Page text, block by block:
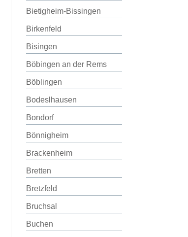
Bietigheim-Bissingen
Birkenfeld
Bisingen
Böbingen an der Rems
Böblingen
Bodeslhausen
Bondorf
Bönnigheim
Brackenheim
Bretten
Bretzfeld
Bruchsal
Buchen